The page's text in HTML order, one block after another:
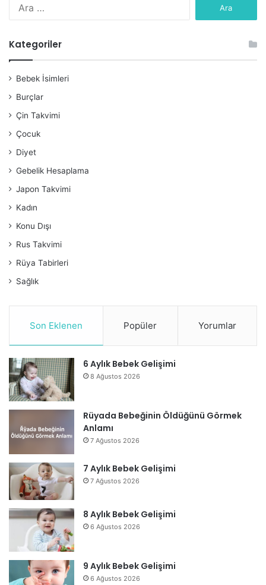
Kategoriler
Bebek İsimleri
Burçlar
Çin Takvimi
Çocuk
Diyet
Gebelik Hesaplama
Japon Takvimi
Kadın
Konu Dışı
Rus Takvimi
Rüya Tabirleri
Sağlık
Son Eklenen Popüler Yorumlar
6 Aylık Bebek Gelişimi
8 Ağustos 2026
Rüyada Bebeğinin Öldüğünü Görmek
Anlamı
7 Ağustos 2026
7 Aylık Bebek Gelişimi
7 Ağustos 2026
8 Aylık Bebek Gelişimi
6 Ağustos 2026
9 Aylık Bebek Gelişimi
6 Ağustos 2026